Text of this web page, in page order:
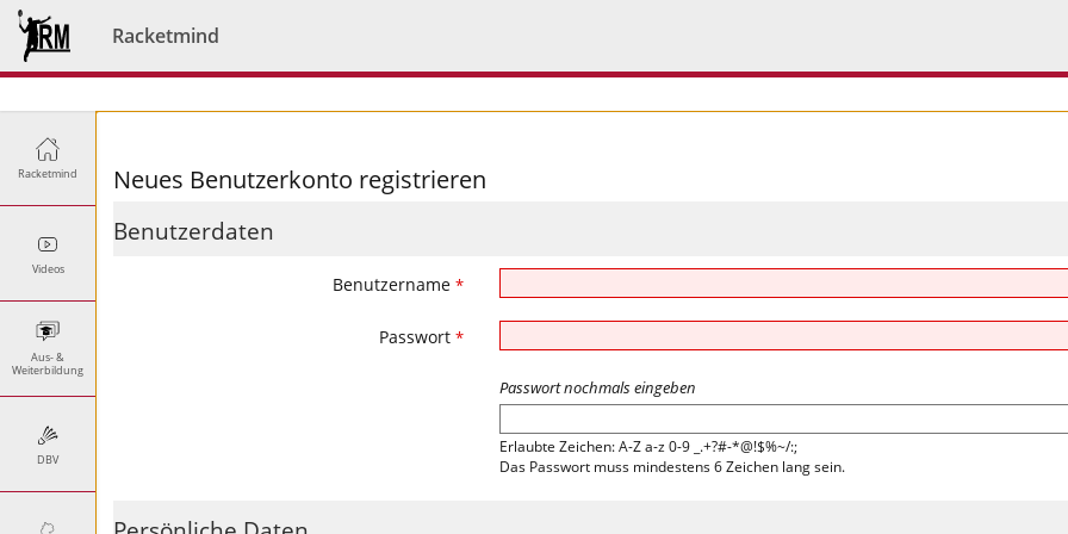
Racketmind
Racketmind
Videos
Aus- &
Weiterbildung
DBV
Neues Benutzerkonto registrieren
Benutzerdaten
Benutzername *
Passwort *
Passwort nochmals eingeben
Erlaubte Zeichen: A-Z a-z 0-9 _.+?#-*@!$%~/:;
Das Passwort muss mindestens 6 Zeichen lang sein.